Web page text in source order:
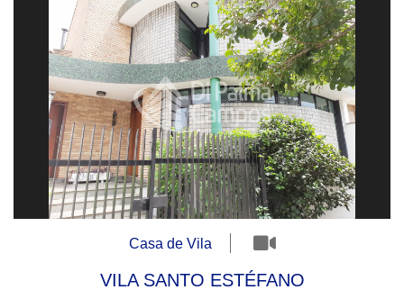
Casa de Vila
VILA SANTO ESTÉFANO